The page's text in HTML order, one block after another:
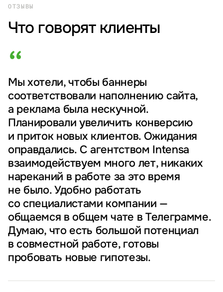
ОТЗЫВЫ
Что говорят клиенты
“
Мы хотели, чтобы баннеры
соответствовали наполнению сайта,
а реклама была нескучной.
Планировали увеличить конверсию
и приток новых клиентов. Ожидания
оправдались. С агентством Intensa
взаимодействуем много лет, никаких
нареканий в работе за это время
не было. Удобно работать
со специалистами компании —
общаемся в общем чате в Телеграмме.
Думаю, что есть большой потенциал
в совместной работе, готовы
пробовать новые гипотезы.